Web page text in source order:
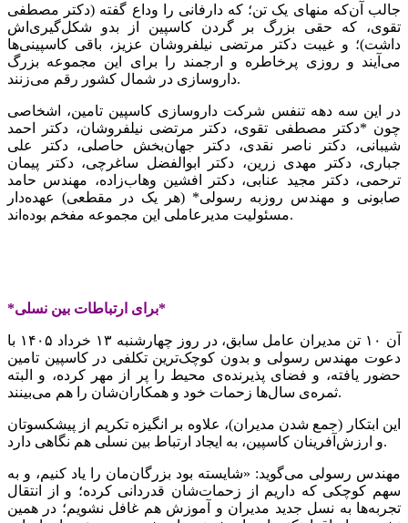
جالب آن‌که منهای یک تن؛ که دار‌فانی را وداع گفته (دکتر مصطفی
تقوی، که حقی بزرگ بر گردن کاسپین از بدو شکل‌گیری‌اش
داشت)؛ و غیبت دکتر مرتضی نیلفروشان عزیز، باقی کاسپینی‌ها
می‌آیند و روزی پرخاطره و ارجمند را برای این مجموعه بزرگ
داروسازی در شمال کشور رقم می‌زنند.
در این سه دهه تنفس شرکت داروسازی کاسپین تامین، اشخاصی
چون *دکتر مصطفی تقوی، دکتر مرتضی نیلفروشان، دکتر احمد
شیبانی، دکتر ناصر نقدی، دکتر جهان‌بخش حاصلی، دکتر علی
جباری، دکتر مهدی زرین، دکتر ابوالفضل ساغرچی، دکتر پیمان
ترحمی، دکتر مجید عنابی، دکتر افشین وهاب‌زاده، مهندس حامد
صابونی و مهندس روزبه رسولی* (هر یک در مقطعی) عهده‌دار
مسئولیت مدیرعاملی این مجموعه مفخم بوده‌اند.
*برای ارتباطات بین‌ نسلی*
آن‌ ۱۰ تن مدیران عامل سابق، در روز چهارشنبه ۱۳ خرداد ۱۴۰۵ با
دعوت مهندس رسولی و بدون کوچک‌ترین تکلفی در کاسپین تامین
حضور یافته، و فضای پذیرنده‌ی محیط را پر از مهر کرده، و البته
ثمره‌ی سال‌ها زحمات خود و همکاران‌شان را هم می‌بینند.
این ابتکار (جمع شدن مدیران)، علاوه بر انگیزه تکریم از پیشکسوتان
و ارزش‌آفرینان کاسپین، به ایجاد ارتباط بین‌ نسلی هم نگاهی دارد.
مهندس رسولی می‌گوید: «شایسته بود بزرگان‌مان را یاد کنیم، و به
سهم کوچکی که داریم از زحمات‌شان قدردانی کرده؛ و از انتقال
تجربه‌ها به نسل جدید مدیران و آموزش هم غافل نشویم؛ در همین